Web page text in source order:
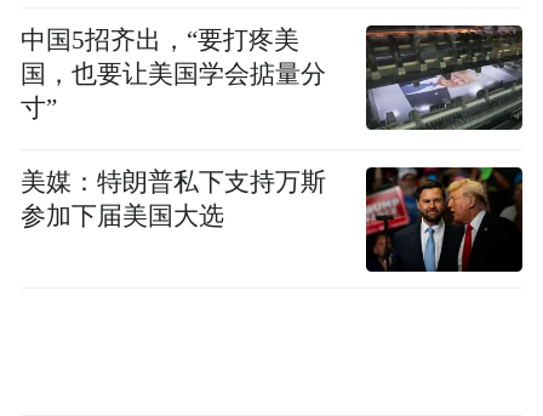
中国5招齐出，“要打疼美
国，也要让美国学会掂量分
寸”
美媒：特朗普私下支持万斯
参加下届美国大选